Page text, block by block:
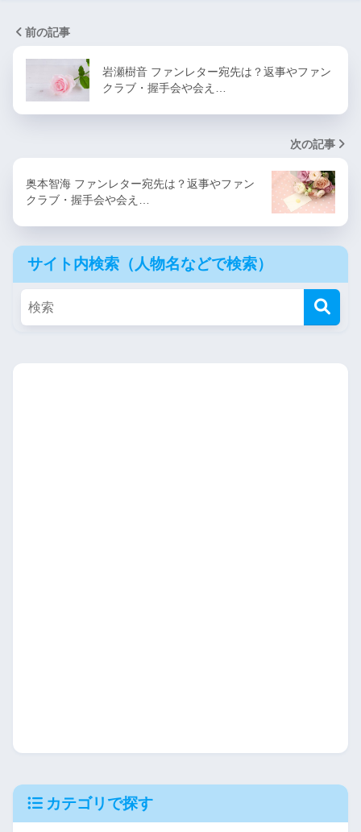
前の記事
岩瀬樹音 ファンレター宛先は？返事やファン
クラブ・握手会や会え…
次の記事
奥本智海 ファンレター宛先は？返事やファン
クラブ・握手会や会え…
サイト内検索（人物名などで検索）
カテゴリで探す